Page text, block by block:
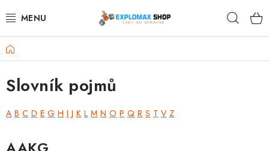
na
%AKCE
NOVINKY
SPORTOVNÍ VÝŽIVA
ZDRAVÉ POTRAVINY
Domů
Slovník pojmů
A B C D E G H I J K L M N O P Q R S T V Z
V